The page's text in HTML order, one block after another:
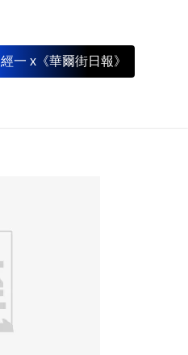
經一 x《華爾街日報》